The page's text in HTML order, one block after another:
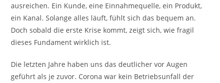
ausreichen. Ein Kunde, eine Einnahmequelle, ein Produkt,
ein Kanal. Solange alles läuft, fühlt sich das bequem an.
Doch sobald die erste Krise kommt, zeigt sich, wie fragil
dieses Fundament wirklich ist.
Die letzten Jahre haben uns das deutlicher vor Augen
geführt als je zuvor. Corona war kein Betriebsunfall der